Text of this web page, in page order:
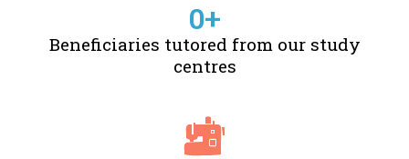
Beneficiaries tutored from our study
centres
0+